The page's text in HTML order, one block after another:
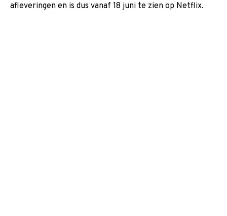
afleveringen en is dus vanaf 18 juni te zien op Netflix.